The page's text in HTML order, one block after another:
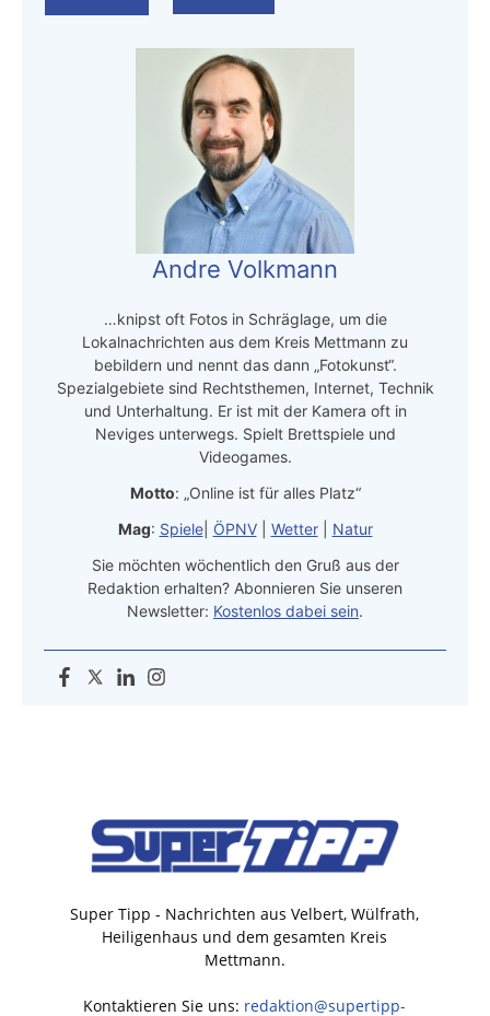
Andre Volkmann
…knipst oft Fotos in Schräglage, um die
Lokalnachrichten aus dem Kreis Mettmann zu
bebildern und nennt das dann „Fotokunst“.
Spezialgebiete sind Rechtsthemen, Internet, Technik
und Unterhaltung. Er ist mit der Kamera oft in
Neviges unterwegs. Spielt Brettspiele und
Videogames.
Motto: „Online ist für alles Platz“
Mag: Spiele| ÖPNV| Wetter| Natur
Sie möchten wöchentlich den Gruß aus der
Redaktion erhalten? Abonnieren Sie unseren
Newsletter: Kostenlos dabei sein.
Super Tipp - Nachrichten aus Velbert, Wülfrath,
Heiligenhaus und dem gesamten Kreis
Mettmann.
Kontaktieren Sie uns: redaktion@supertipp-